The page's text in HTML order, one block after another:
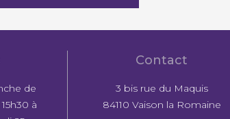
de
à
Contact
3 bis rue du Maquis
84110 Vaison la Romaine